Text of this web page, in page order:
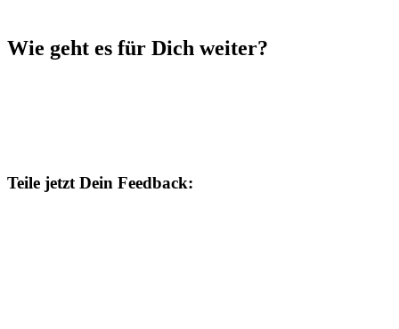
Wie geht es für Dich weiter?
Teile jetzt Dein Feedback: